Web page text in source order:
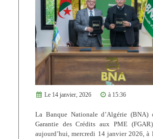
Le 14 janvier, 2026 à 15:36
La Banque Nationale d’Algérie
Garantie des Crédits aux PME
aujourd’hui, mercredi 14 janvier 2026, à